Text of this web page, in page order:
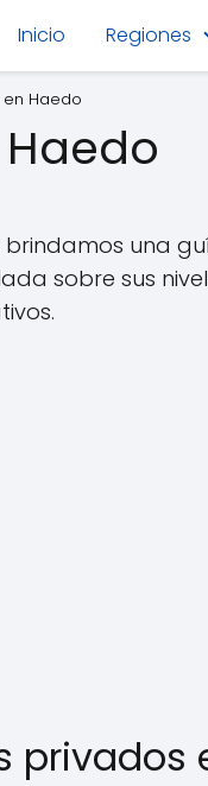
Inicio Regiones
Haedo
brindamos una
sobre sus
privados